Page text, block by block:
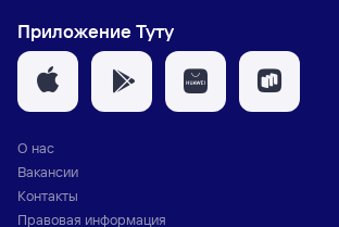
Приложение Туту
О нас
Вакансии
Контакты
Правовая информация